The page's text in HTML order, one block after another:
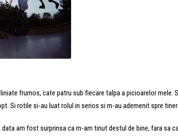
frumos, cate patru sub fiecare talpa a picioarelor mele.
Si rotile si-au luat rolul in serios si m-au ademenit spre
data am fost surprinsa ca m-am tinut destul de bine, fara sa